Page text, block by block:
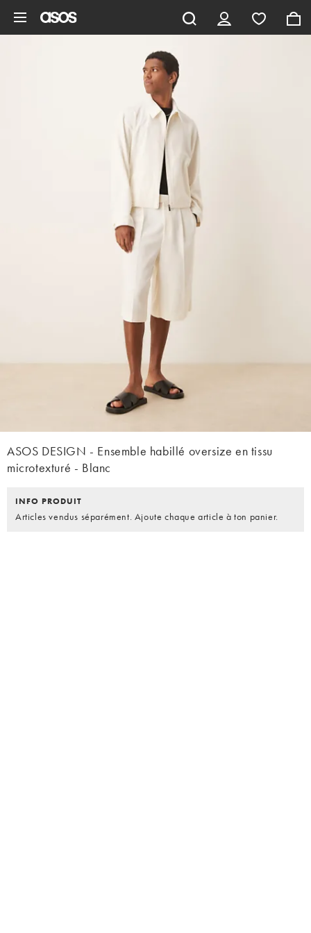
ASOS DESIGN - Ensemble habillé oversize en tissu
microtexturé - Blanc
INFO PRODUIT
Articles vendus séparément. Ajoute chaque article à ton panier.